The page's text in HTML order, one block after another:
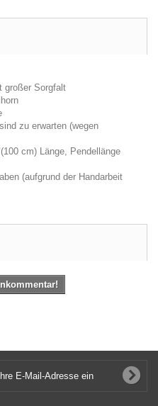
großer Sorgfalt
zu erwarten (wegen
cm) Länge, Pendellänge
(aufgrund der Handarbeit